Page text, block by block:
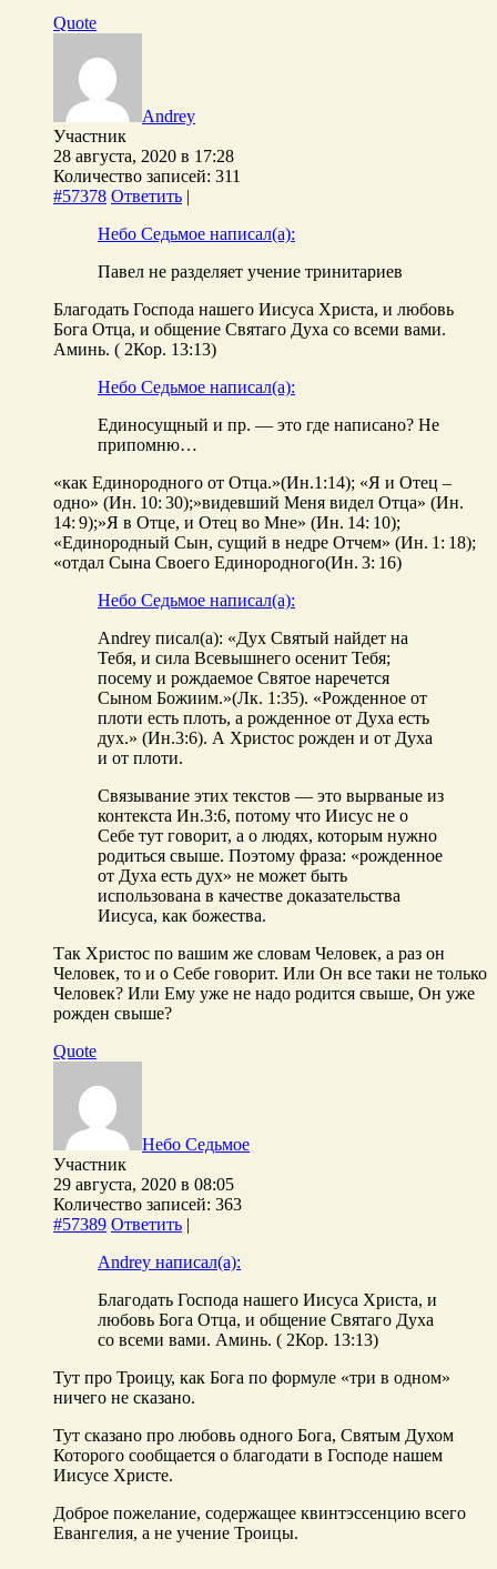
Quote
Andrey
Участник
28 августа, 2020 в 17:28
Количество записей: 311
#57378 Ответить |
Небо Седьмое написал(а):
Павел не разделяет учение тринитариев
Благодать Господа нашего Иисуса Христа, и любовь
Бога Отца, и общение Святаго Духа со всеми вами.
Аминь. ( 2Кор. 13:13)
Небо Седьмое написал(а):
Единосущный и пр. — это где написано? Не
припомню…
«как Единородного от Отца.»(Ин.1:14); «Я и Отец –
одно» (Ин. 10: 30);»видевший Меня видел Отца» (Ин.
14: 9);»Я в Отце, и Отец во Мне» (Ин. 14: 10);
«Единородный Сын, сущий в недре Отчем» (Ин. 1: 18);
«отдал Сына Своего Единородного(Ин. 3: 16)
Небо Седьмое написал(а):
Andrey писал(а): «Дух Святый найдет на
Тебя, и сила Всевышнего осенит Тебя;
посему и рождаемое Святое наречется
Сыном Божиим.»(Лк. 1:35). «Рожденное от
плоти есть плоть, а рожденное от Духа есть
дух.» (Ин.3:6). А Христос рожден и от Духа
и от плоти.
Связывание этих текстов — это вырваные из
контекста Ин.3:6, потому что Иисус не о
Себе тут говорит, а о людях, которым нужно
родиться свыше. Поэтому фраза: «рожденное
от Духа есть дух» не может быть
использована в качестве доказательства
Иисуса, как божества.
Так Христос по вашим же словам Человек, а раз он
Человек, то и о Себе говорит. Или Он все таки не только
Человек? Или Ему уже не надо родится свыше, Он уже
рожден свыше?
Quote
Небо Седьмое
Участник
29 августа, 2020 в 08:05
Количество записей: 363
#57389 Ответить |
Andrey написал(а):
Благодать Господа нашего Иисуса Христа, и
любовь Бога Отца, и общение Святаго Духа
со всеми вами. Аминь. ( 2Кор. 13:13)
Тут про Троицу, как Бога по формуле «три в одном»
ничего не сказано.
Тут сказано про любовь одного Бога, Святым Духом
Которого сообщается о благодати в Господе нашем
Иисусе Христе.
Доброе пожелание, содержащее квинтэссенцию всего
Евангелия, а не учение Троицы.